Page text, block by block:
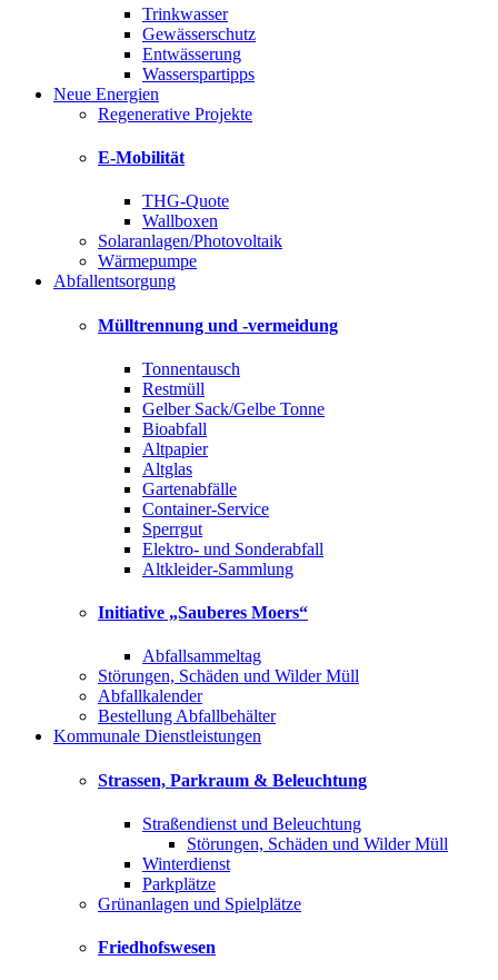
Trinkwasser
Gewässerschutz
Entwässerung
Wasserspartipps
Neue Energien
Regenerative Projekte
E-Mobilität
THG-Quote
Wallboxen
Solaranlagen/Photovoltaik
Wärmepumpe
Abfallentsorgung
Mülltrennung und -vermeidung
Tonnentausch
Restmüll
Gelber Sack/Gelbe Tonne
Bioabfall
Altpapier
Altglas
Gartenabfälle
Container-Service
Sperrgut
Elektro- und Sonderabfall
Altkleider-Sammlung
Initiative „Sauberes Moers“
Abfallsammeltag
Störungen, Schäden und Wilder Müll
Abfallkalender
Bestellung Abfallbehälter
Kommunale Dienstleistungen
Strassen, Parkraum & Beleuchtung
Straßendienst und Beleuchtung
Störungen, Schäden und Wilder Müll
Winterdienst
Parkplätze
Grünanlagen und Spielplätze
Friedhofswesen